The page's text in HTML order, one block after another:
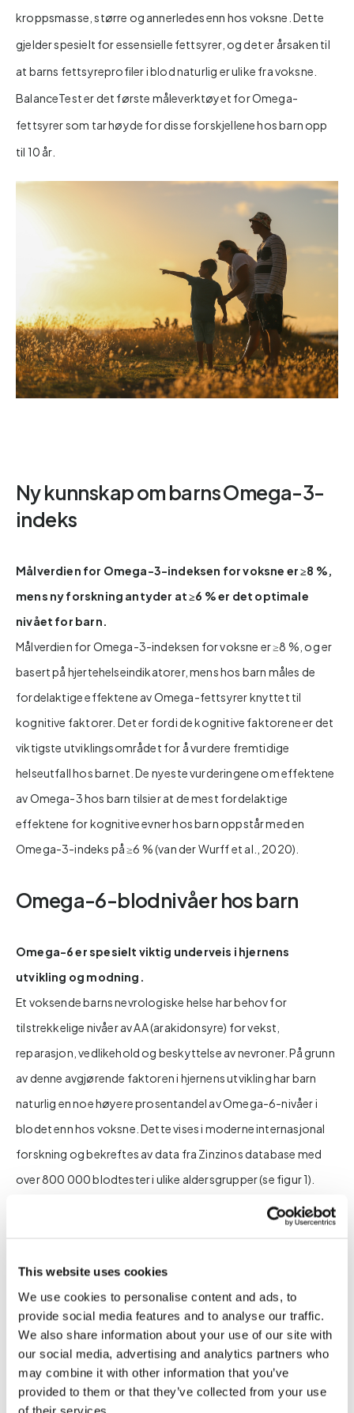
This website uses cookies
We use cookies to personalise content and ads, to
provide social media features and to analyse our traffic.
We also share information about your use of our site with
our social media, advertising and analytics partners who
may combine it with other information that you’ve
provided to them or that they’ve collected from your use
of their services.
kroppsmasse, større og annerledes enn hos voksne. Dette
gjelder spesielt for essensielle fettsyrer, og det er årsaken til
at barns fettsyreprofiler i blod naturlig er ulike fra voksne.
BalanceTest er det første måleverktøyet for Omega-
fettsyrer som tar høyde for disse forskjellene hos barn opp
til 10 år.
Ny kunnskap om barns Omega-3-
indeks
Målverdien for Omega-3-indeksen for voksne er ≥8 %,
mens ny forskning antyder at ≥6 % er det optimale
nivået for barn.
Målverdien for Omega-3-indeksen for voksne er ≥8 %, og er
basert på hjertehelseindikatorer, mens hos barn måles de
fordelaktige effektene av Omega-fettsyrer knyttet til
kognitive faktorer. Det er fordi de kognitive faktorene er det
viktigste utviklingsområdet for å vurdere fremtidige
helseutfall hos barnet. De nyeste vurderingene om effektene
av Omega-3 hos barn tilsier at de mest fordelaktige
effektene for kognitive evner hos barn oppstår med en
Omega-3-indeks på ≥6 % (van der Wurff et al., 2020).
Omega-6-blodnivåer hos barn
Omega-6 er spesielt viktig underveis i hjernens
utvikling og modning.
Et voksende barns nevrologiske helse har behov for
tilstrekkelige nivåer av AA (arakidonsyre) for vekst,
reparasjon, vedlikehold og beskyttelse av nevroner. På grunn
av denne avgjørende faktoren i hjernens utvikling har barn
naturlig en noe høyere prosentandel av Omega-6-nivåer i
blodet enn hos voksne. Dette vises i moderne internasjonal
forskning og bekreftes av data fra Zinzinos database med
over 800 000 blodtester i ulike aldersgrupper (se figur 1).
TOTAL LANGKJEDET OMEGA-6